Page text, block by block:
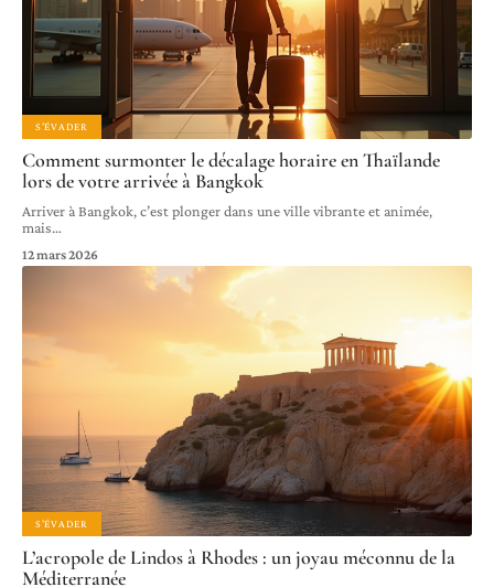
S'ÉVADER
Comment surmonter le décalage horaire en Thaïlande
lors de votre arrivée à Bangkok
Arriver à Bangkok, c’est plonger dans une ville vibrante et animée,
mais…
12 mars 2026
S'ÉVADER
L’acropole de Lindos à Rhodes : un joyau méconnu de la
Méditerranée